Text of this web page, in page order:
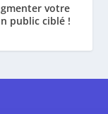
votre
public ciblé !